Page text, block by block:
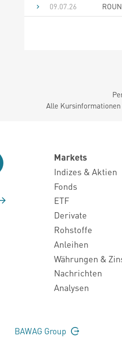
09.07.26
Alle Kursinformationen
Markets
Indizes & Aktien
Fonds
ETF
Derivate
Rohstoffe
Anleihen
Währungen &
Nachrichten
Analysen
BAWAG Group